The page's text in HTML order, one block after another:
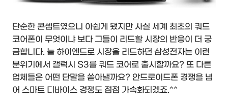
단순한 콘셉트였으니 아쉽게 됐지만 사실 세계 최초의 쿼드
코어폰이 무엇이냐 보다 그들이 리드할 시장의 반응이 더 궁
금합니다. 늘 하이엔드로 시장을 리드하던 삼성전자는 이런
분위기에서 갤럭시 S3를 쿼드 코어로 출시할까요? 또 다른
업체들은 어떤 단말을 쏟아낼까요? 안드로이드폰 경쟁을 넘
어 스마트 디바이스 경쟁도 점점 가속화되겠죠.^^